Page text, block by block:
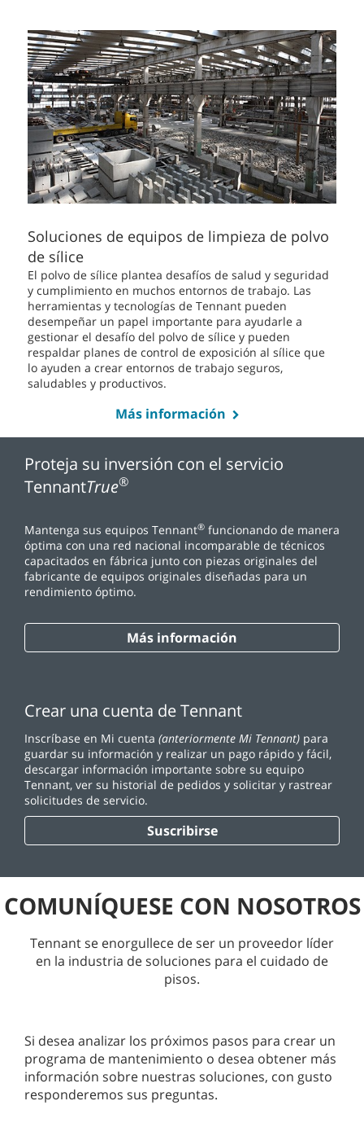
Soluciones de equipos de limpieza de polvo
de sílice
El polvo de sílice plantea desafíos de salud y seguridad
y cumplimiento en muchos entornos de trabajo. Las
herramientas y tecnologías de Tennant pueden
desempeñar un papel importante para ayudarle a
gestionar el desafío del polvo de sílice y pueden
respaldar planes de control de exposición al sílice que
lo ayuden a crear entornos de trabajo seguros,
saludables y productivos.
Más información
Proteja su inversión con el servicio
TennantTrue®
Mantenga sus equipos Tennant® funcionando de manera
óptima con una red nacional incomparable de técnicos
capacitados en fábrica junto con piezas originales del
fabricante de equipos originales diseñadas para un
rendimiento óptimo.
Más información
Crear una cuenta de Tennant
Inscríbase en Mi cuenta (anteriormente Mi Tennant) para
guardar su información y realizar un pago rápido y fácil,
descargar información importante sobre su equipo
Tennant, ver su historial de pedidos y solicitar y rastrear
solicitudes de servicio.
Suscribirse
COMUNÍQUESE CON NOSOTROS
Tennant se enorgullece de ser un proveedor líder
en la industria de soluciones para el cuidado de
pisos.
Si desea analizar los próximos pasos para crear un
programa de mantenimiento o desea obtener más
información sobre nuestras soluciones, con gusto
responderemos sus preguntas.